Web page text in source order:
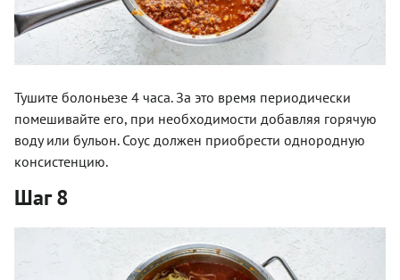
Тушите болоньезе 4 часа. За это время периодически
помешивайте его, при необходимости добавляя горячую
воду или бульон. Соус должен приобрести однородную
консистенцию.
Шаг 8